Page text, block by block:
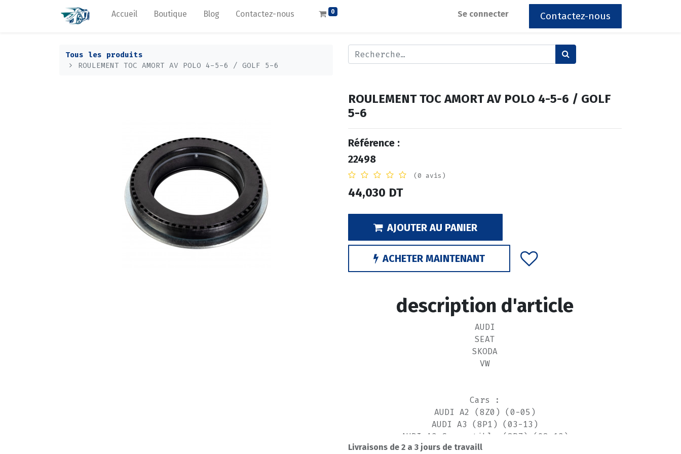
Accueil Boutique Blog Contactez-nous 0 Se connecter Contactez-nous
Tous les produits
ROULEMENT TOC AMORT AV POLO 4-5-6 / GOLF 5-6
ROULEMENT TOC AMORT AV POLO 4-5-6 / GOLF
5-6
Référence :
22498
(0 avis)
44,030 DT
AJOUTER AU PANIER
ACHETER MAINTENANT
description d'article
AUDI
SEAT
SKODA
VW
Cars :
AUDI A2 (8Z0) (0-05)
AUDI A3 (8P1) (03-13)
AUDI A3 Convertible (8P7) (08-13)
AUDI A3 Sportback (8PA) (04-15)
Livraisons de 2 a 3 jours de travaill